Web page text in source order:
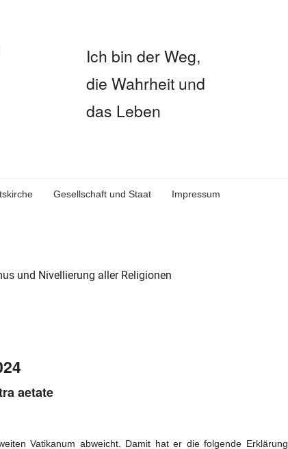
Ich bin der Weg,
die Wahrheit und
das Leben
Gesellschaft und Staat Impressum
und Nivellierung aller Religionen
aetate
Vatikanum abweicht. Damit hat er die folgende Erklärung